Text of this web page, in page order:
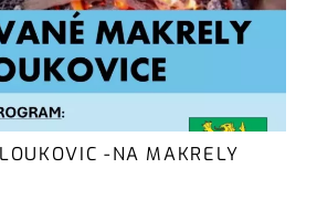
-NA MAKRELY